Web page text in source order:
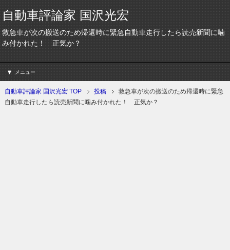
自動車評論家 国沢光宏
救急車が次の搬送のため帰還時に緊急自動車走行したら読売新聞に噛
み付かれた！ 正気か？
メニュー
自動車評論家 国沢光宏 TOP 投稿
救急車が次の搬送のため帰還時に緊急
自動車走行したら読売新聞に噛み付かれた！ 正気か？